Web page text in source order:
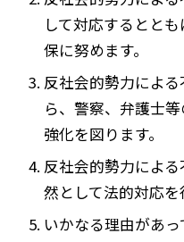
して対応するとと
保に努めます。
反社会的勢力によ
ら、警察、弁護士
強化を図ります。
反社会的勢力によ
然として法的対応を
いかなる理由があ